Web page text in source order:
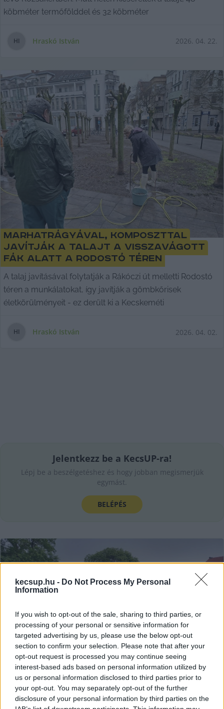
kecsup.hu - Do Not Process My Personal
Information
If you wish to opt-out of the sale, sharing to third parties, or
processing of your personal or sensitive information for
targeted advertising by us, please use the below opt-out
section to confirm your selection. Please note that after your
opt-out request is processed you may continue seeing
interest-based ads based on personal information utilized by
us or personal information disclosed to third parties prior to
your opt-out. You may separately opt-out of the further
disclosure of your personal information by third parties on the
köbméter termőfölddel és 32 köbméter
HI Hraskó István 2026. 04. 22.
Marhatrágyával, komposzttal
javítják a talajt a visszavágott
fák alatt a Rodostó téren
A talaj javításával folytatják a Rákóczi út melletti Rodostó
téren a munkálatokat, így javítják a gömbkőrisek
életkörülményeit - ez derült ki a Kecskeméti
HI Hraskó István 2026. 04. 02.
Jelentkezz be a KecsUP-ra!
Lépj be a beszélgetéshez és hogy jobban megismerjük
egymást.
BELÉPÉS
Rovarhotel, gyíkvár és sünlak is